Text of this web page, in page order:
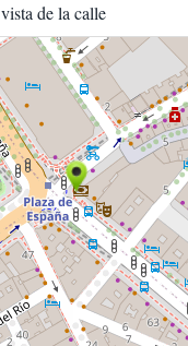
vista de la calle